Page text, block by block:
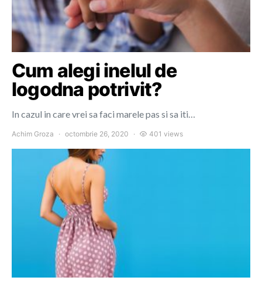
Cum alegi inelul de
logodna potrivit?
In cazul in care vrei sa faci marele pas si sa iti…
Achim Groza octombrie 26, 2020 401 views